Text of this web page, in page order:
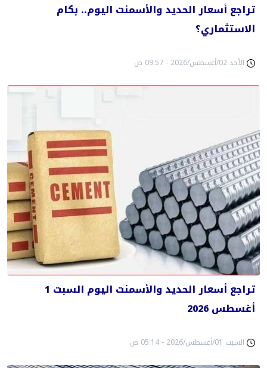
تراجع أسعار الحديد والأسمنت اليوم.. بكام
الاستثماري؟
الأحد 02/أغسطس/2026 - 09:57 ص
تراجع أسعار الحديد والأسمنت اليوم السبت 1
أغسطس 2026
السبت 01/أغسطس/2026 - 05:14 ص